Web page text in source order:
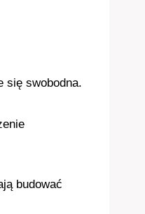
się swobodna.
budować